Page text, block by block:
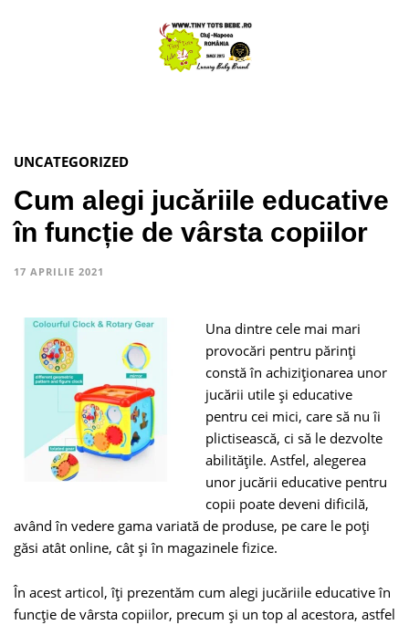
UNCATEGORIZED
Cum alegi jucăriile educative
în funcție de vârsta copiilor
17 APRILIE 2021
Una dintre cele mai mari
provocări pentru părinţi
constă în achiziţionarea unor
jucării utile şi educative
pentru cei mici, care să nu îi
plictisească, ci să le dezvolte
abilităţile. Astfel, alegerea
unor jucării educative pentru
copii poate deveni dificilă,
având în vedere gama variată de produse, pe care le poţi
găsi atât online, cât şi în magazinele fizice.
În acest articol, îţi prezentăm cum alegi jucăriile educative în
funcție de vârsta copiilor, precum şi un top al acestora, astfel